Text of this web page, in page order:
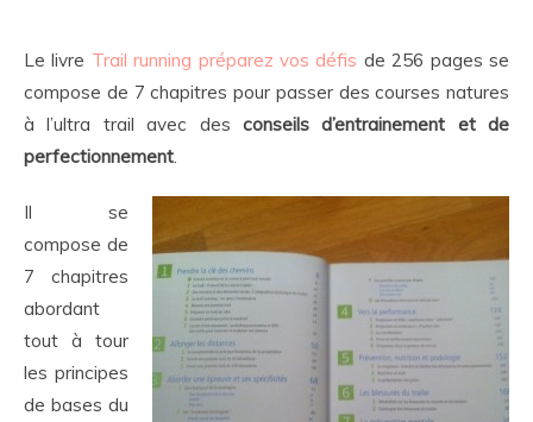
Le livre Trail running préparez vos défis de 256 pages se
compose de 7 chapitres pour passer des courses natures
à l’ultra trail avec des conseils d’entrainement et de
perfectionnement.
Il se
compose de
7 chapitres
abordant
tout à tour
les principes
de bases du